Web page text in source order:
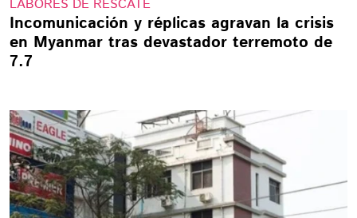
LABORES DE RESCATE
Incomunicación y réplicas agravan la crisis
en Myanmar tras devastador terremoto de
7.7